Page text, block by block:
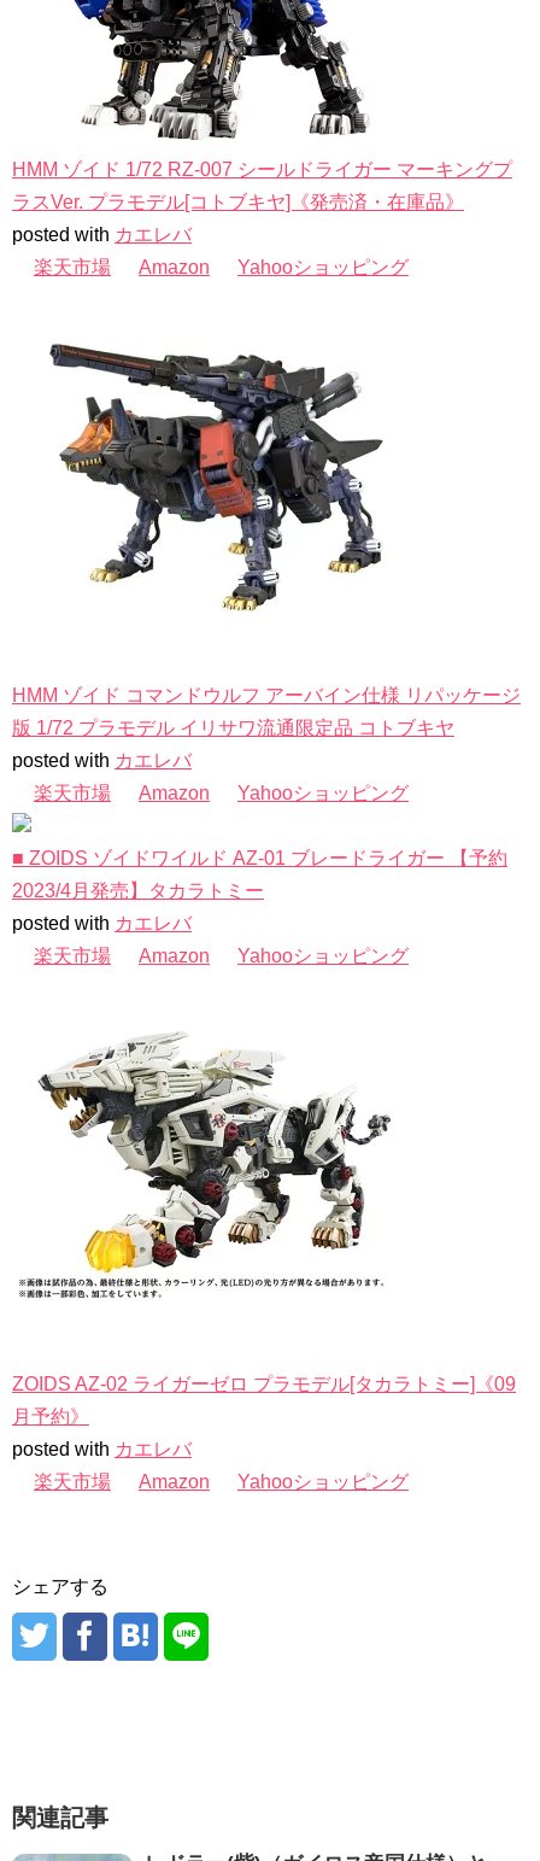
HMM ゾイド 1/72 RZ-007 シールドライガー マーキングプ
ラスVer. プラモデル[コトブキヤ]《発売済・在庫品》
posted with カエレバ
楽天市場
Amazon Yahooショッピング
HMM ゾイド コマンドウルフ アーバイン仕様 リパッケージ
版 1/72 プラモデル イリサワ流通限定品 コトブキヤ
posted with カエレバ
楽天市場
Amazon Yahooショッピング
■ ZOIDS ゾイドワイルド AZ-01 ブレードライガー 【予約
2023/4月発売】タカラトミー
posted with カエレバ
楽天市場
Amazon Yahooショッピング
ZOIDS AZ-02 ライガーゼロ プラモデル[タカラトミー]《09
月予約》
posted with カエレバ
楽天市場
Amazon Yahooショッピング
シェアする
関連記事